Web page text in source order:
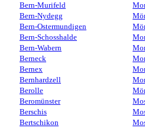
Bern-Murifeld
Bern-Nydegg
Bern-Ostermundigen
Bern-Schosshalde
Bern-Wabern
Berneck
Bernex
Bernhardzell
Berolle
Beromünster
Berschis
Bertschikon